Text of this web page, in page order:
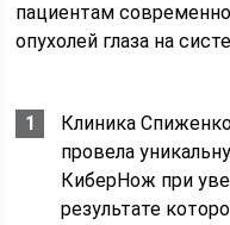
пациентам
опухолей глаза на
Клиника
провела
КиберНож при
результате